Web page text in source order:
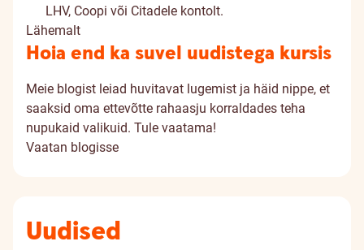
LHV, Coopi või Citadele kontolt.
Lähemalt
Hoia end ka suvel uudistega kursis
Meie blogist leiad huvitavat lugemist ja häid nippe, et
saaksid oma ettevõtte rahaasju korraldades teha
nupukaid valikuid. Tule vaatama!
Vaatan blogisse
Uudised